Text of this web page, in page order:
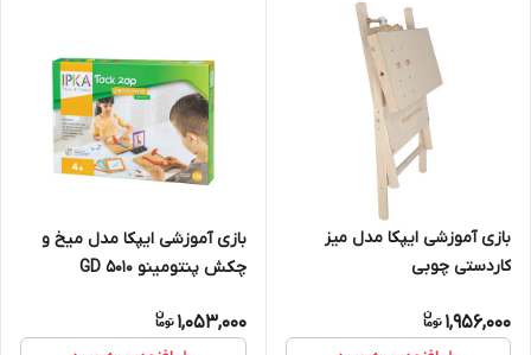
بازی آموزشی ایپکا مدل میز
کاردستی چوبی
1,956,000
بازی آموزشی ایپکا مدل میخ و
چکش پنتومینو GD 5010
1,053,000